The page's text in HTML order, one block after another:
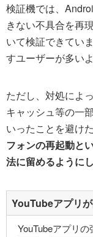
検証機では、
きない不具合を再
いて検証できてい
すユーザーが多いよ
ただし、対処によ
キャッシュ等の一
いったことを避け
フォンの再起動と
法に留めるように
YouTubeアプリ
YouTubeアプリ